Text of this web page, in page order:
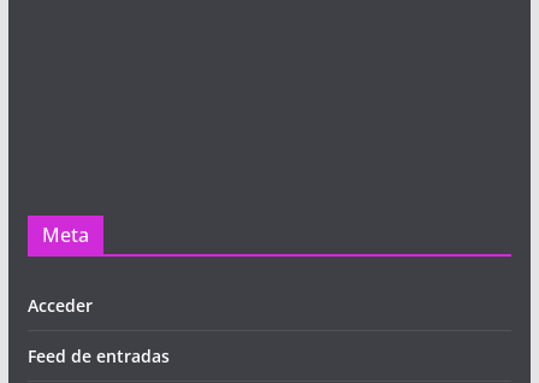
Meta
Acceder
Feed de entradas